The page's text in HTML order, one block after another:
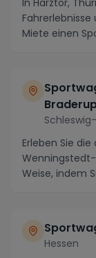
Miete einen
Erleben Sie
Weise, indem
Hessen